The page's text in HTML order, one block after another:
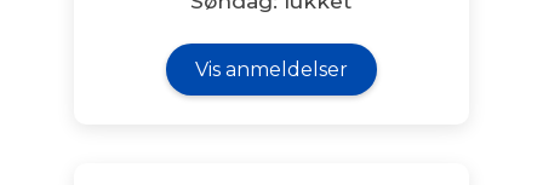
Vis anmeldelser